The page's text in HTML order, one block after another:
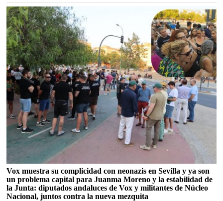
Vox muestra su complicidad con neonazis en Sevilla y ya son
un problema capital para Juanma Moreno y la estabilidad de
la Junta: diputados andaluces de Vox y militantes de Núcleo
Nacional, juntos contra la nueva mezquita